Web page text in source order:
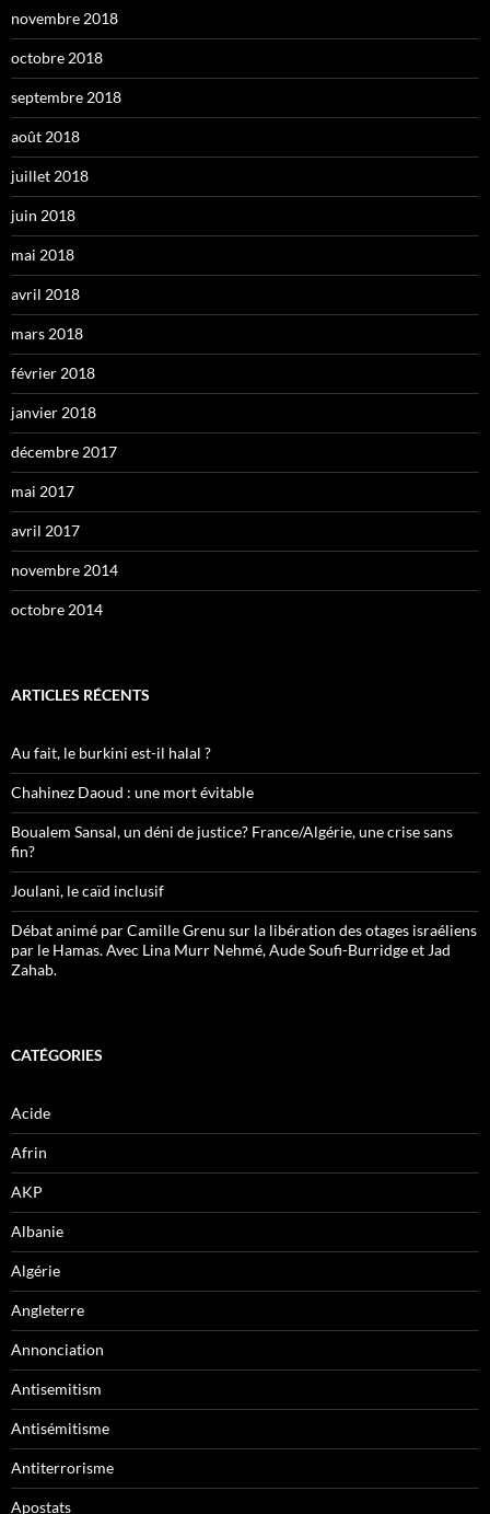
novembre 2018
octobre 2018
septembre 2018
août 2018
juillet 2018
juin 2018
mai 2018
avril 2018
mars 2018
février 2018
janvier 2018
décembre 2017
mai 2017
avril 2017
novembre 2014
octobre 2014
ARTICLES RÉCENTS
Au fait, le burkini est-il halal ?
Chahinez Daoud : une mort évitable
Boualem Sansal, un déni de justice? France/Algérie, une crise sans
fin?
Joulani, le caïd inclusif
Débat animé par Camille Grenu sur la libération des otages israéliens
par le Hamas. Avec Lina Murr Nehmé, Aude Soufi-Burridge et Jad
Zahab.
CATÉGORIES
Acide
Afrin
AKP
Albanie
Algérie
Angleterre
Annonciation
Antisemitism
Antisémitisme
Antiterrorisme
Apostats